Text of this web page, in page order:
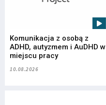
Komunikacja z osobą z
ADHD, autyzmem i AuDHD w
miejscu pracy
10.08.2026